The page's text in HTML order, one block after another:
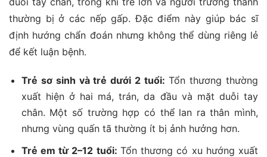
thường bị ở các nếp gấp. Đặc điểm này giúp bác sĩ
định hướng chẩn đoán nhưng không thể dùng riêng lẻ
để kết luận bệnh.
Trẻ sơ sinh và trẻ dưới 2 tuổi:Tổn thương thường
xuất hiện ở hai má, trán, da đầu và mặt duỗi tay
chân. Một số trường hợp có thể lan ra thân mình,
nhưng vùng quấn tã thường ít bị ảnh hưởng hơn.
Trẻ em từ 2–12 tuổi: Tổn thương có xu hướng xuất